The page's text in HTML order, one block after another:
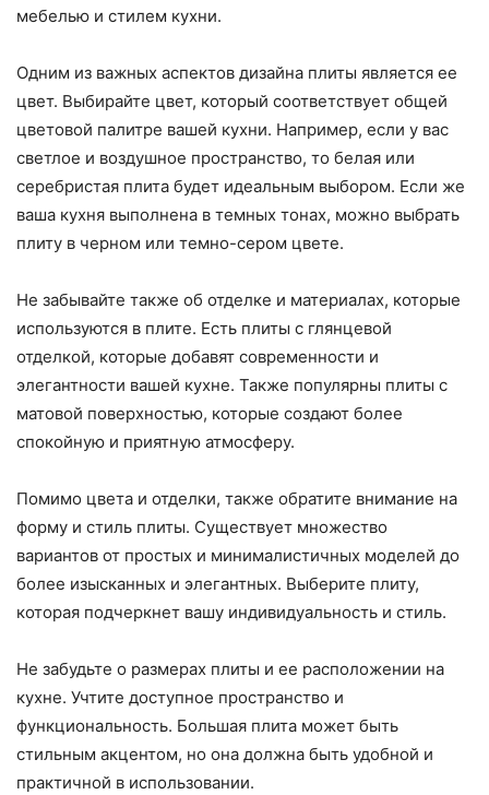
мебелью и стилем кухни.
Одним из важных аспектов дизайна плиты является ее
цвет. Выбирайте цвет, который соответствует общей
цветовой палитре вашей кухни. Например, если у вас
светлое и воздушное пространство, то белая или
серебристая плита будет идеальным выбором. Если же
ваша кухня выполнена в темных тонах, можно выбрать
плиту в черном или темно-сером цвете.
Не забывайте также об отделке и материалах, которые
используются в плите. Есть плиты с глянцевой
отделкой, которые добавят современности и
элегантности вашей кухне. Также популярны плиты с
матовой поверхностью, которые создают более
спокойную и приятную атмосферу.
Помимо цвета и отделки, также обратите внимание на
форму и стиль плиты. Существует множество
вариантов от простых и минималистичных моделей до
более изысканных и элегантных. Выберите плиту,
которая подчеркнет вашу индивидуальность и стиль.
Не забудьте о размерах плиты и ее расположении на
кухне. Учтите доступное пространство и
функциональность. Большая плита может быть
стильным акцентом, но она должна быть удобной и
практичной в использовании.